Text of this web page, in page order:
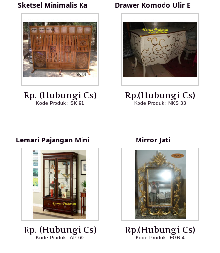
Sketsel Minimalis Ka
Rp. (Hubungi Cs)
Kode Produk : SK 91
Drawer Komodo Ulir E
Rp.(Hubungi Cs)
Kode Produk : NKS 33
Lemari Pajangan Mini
Rp. (Hubungi Cs)
Kode Produk : AP 60
Mirror Jati
Rp.(Hubungi Cs)
Kode Produk : FGR 4